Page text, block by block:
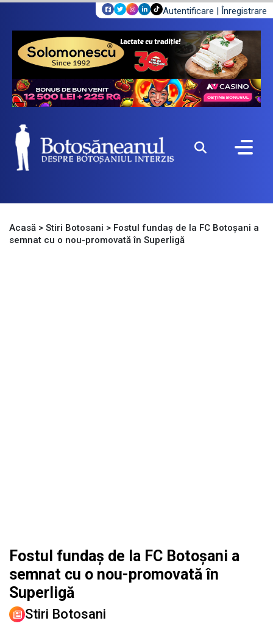
Autentificare | Înregistrare
Acasă > Stiri Botosani > Fostul fundaș de la FC Botoșani a
semnat cu o nou-promovată în Superligă
Fostul fundaș de la FC Botoșani a
semnat cu o nou-promovată în
Superligă
Stiri Botosani